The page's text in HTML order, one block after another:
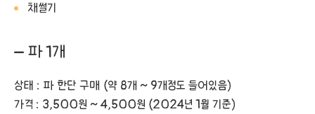
채썰기
– 파 1개
상태 : 파 한단 구매 (약 8개 ~ 9개정도 들어있음)
가격 : 3,500원 ~ 4,500원 (2024년 1월 기준)